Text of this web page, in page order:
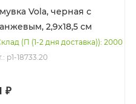
Vola, черная с
2,9х18,5 см
(П (1-2 дня доставка)): 2000
p1-18733.20
₽